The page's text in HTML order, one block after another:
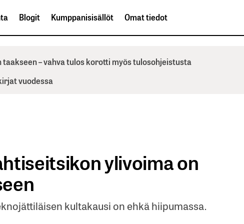
Blogit Kumppanisisällöt Omat tiedot
taakseen – vahva tulos korotti myös tulosohjeistusta
vuodessa
ylivoima on
kultakausi on ehkä hiipumassa.